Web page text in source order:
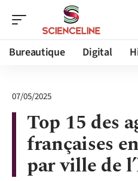
Bureautique Digital
07/05/2025
Top 15 des
françaises
par ville de